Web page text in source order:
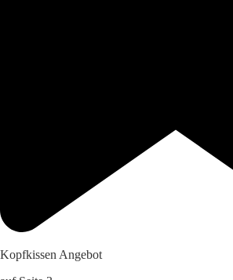
Kopfkissen Angebot